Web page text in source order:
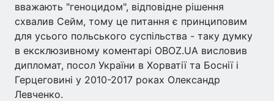
вважають "геноцидом", відповідне рішення
схвалив Сейм, тому це питання є принциповим
для усього польського суспільства - таку думку
в ексклюзивному коментарі OBOZ.UA висловив
дипломат, посол України в Хорватії та Боснії і
Герцеговині у 2010-2017 роках Олександр
Левченко.